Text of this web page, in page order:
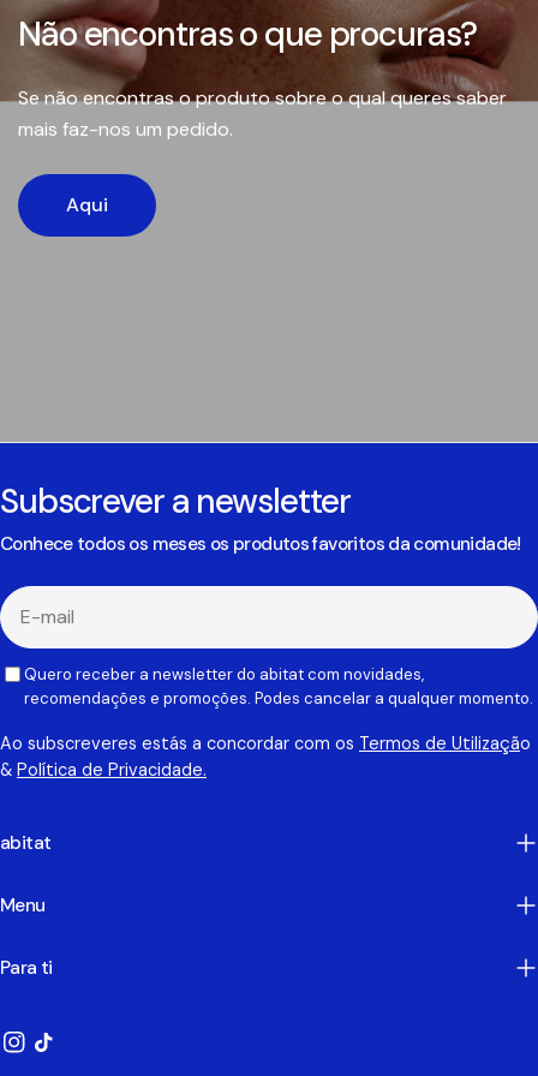
Não encontras o que procuras?
Se não encontras o produto sobre o qual queres saber
mais faz-nos um pedido.
Aqui
Subscrever a newsletter
Conhece todos os meses os produtos favoritos da comunidade!
E-
mail
Quero receber a newsletter do abitat com novidades,
recomendações e promoções. Podes cancelar a qualquer momento.
Ao subscreveres estás a concordar com os Termos de Utilização
& Política de Privacidade.
abitat
Menu
Para ti
Instagram
TikTok